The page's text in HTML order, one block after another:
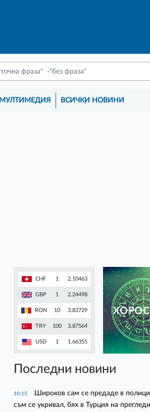
МУЛТИМЕДИЯ ВСИЧКИ НОВИНИ
CHF 1 2.10463
GBP 1 2.24498
RON 10 3.83729
TRY 100 3.87564
USD 1 1.66355
Последни новини
10:15
Широков сам се предаде в
съм се укривал, бях в Турция на прегледи